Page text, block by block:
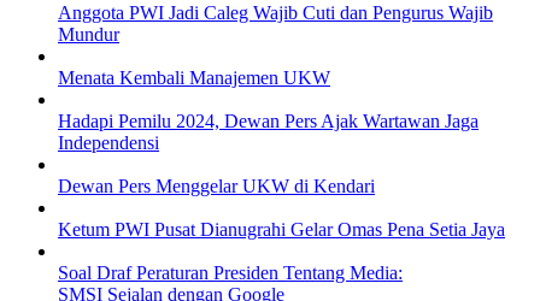
Anggota PWI Jadi Caleg Wajib Cuti dan Pengurus Wajib
Mundur
Menata Kembali Manajemen UKW
Hadapi Pemilu 2024, Dewan Pers Ajak Wartawan Jaga
Independensi
Dewan Pers Menggelar UKW di Kendari
Ketum PWI Pusat Dianugrahi Gelar Omas Pena Setia Jaya
Soal Draf Peraturan Presiden Tentang Media:
SMSI Sejalan dengan Google